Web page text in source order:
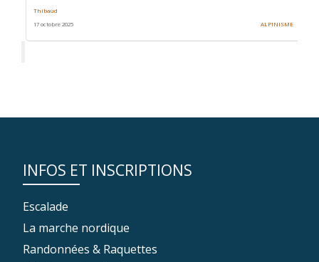
Thibaud
17 octobre 2025
ALPINISME
INFOS ET INSCRIPTIONS
Escalade
La marche nordique
Randonnées & Raquettes